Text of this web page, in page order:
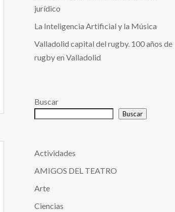
jurídico
La Inteligencia Artificial y la Música
Valladolid capital del rugby. 100 años de
rugby en Valladolid
Buscar
Buscar
Actividades
AMIGOS DEL TEATRO
Arte
Ciencias